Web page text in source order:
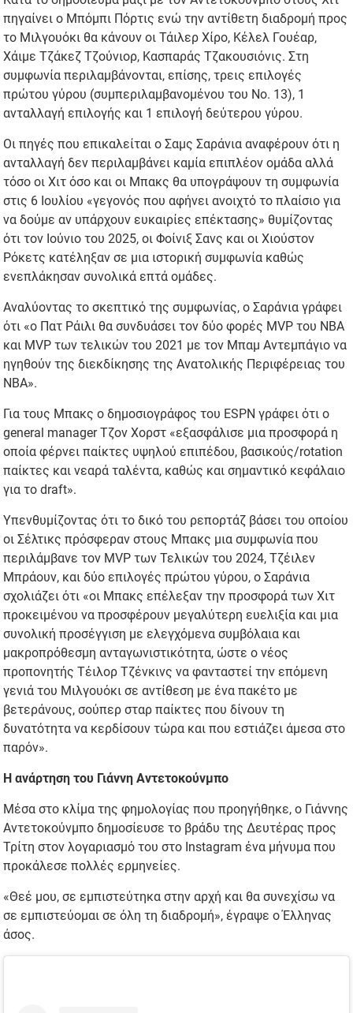
πηγαίνει ο Μπόμπι Πόρτις ενώ την αντίθετη διαδρομή προς
το Μιλγουόκι θα κάνουν οι Τάιλερ Χίρο, Κέλελ Γουέαρ,
Χάιμε Τζάκεζ Τζούνιορ, Κασπαράς Τζακουσιόνις. Στη
συμφωνία περιλαμβάνονται, επίσης, τρεις επιλογές
πρώτου γύρου (συμπεριλαμβανομένου του Νο. 13), 1
ανταλλαγή επιλογής και 1 επιλογή δεύτερου γύρου.
Οι πηγές που επικαλείται ο Σαμς Σαράνια αναφέρουν ότι η
ανταλλαγή δεν περιλαμβάνει καμία επιπλέον ομάδα αλλά
τόσο οι Χιτ όσο και οι Μπακς θα υπογράψουν τη συμφωνία
στις 6 Ιουλίου «γεγονός που αφήνει ανοιχτό το πλαίσιο για
να δούμε αν υπάρχουν ευκαιρίες επέκτασης» θυμίζοντας
ότι τον Ιούνιο του 2025, οι Φοίνιξ Σανς και οι Χιούστον
Ρόκετς κατέληξαν σε μια ιστορική συμφωνία καθώς
ενεπλάκησαν συνολικά επτά ομάδες.
Αναλύοντας το σκεπτικό της συμφωνίας, ο Σαράνια γράφει
ότι «ο Πατ Ράιλι θα συνδυάσει τον δύο φορές MVP του NBA
και MVP των τελικών του 2021 με τον Μπαμ Αντεμπάγιο να
ηγηθούν της διεκδίκησης της Ανατολικής Περιφέρειας του
ΝΒΑ».
Για τους Μπακς ο δημοσιογράφος του ESPN γράφει ότι ο
general manager Τζον Χορστ «εξασφάλισε μια προσφορά η
οποία φέρνει παίκτες υψηλού επιπέδου, βασικούς/rotation
παίκτες και νεαρά ταλέντα, καθώς και σημαντικό κεφάλαιο
για το draft».
Υπενθυμίζοντας ότι το δικό του ρεπορτάζ βάσει του οποίου
οι Σέλτικς πρόσφεραν στους Μπακς μια συμφωνία που
περιλάμβανε τον MVP των Τελικών του 2024, Τζέιλεν
Μπράουν, και δύο επιλογές πρώτου γύρου, ο Σαράνια
σχολιάζει ότι «οι Μπακς επέλεξαν την προσφορά των Χιτ
προκειμένου να προσφέρουν μεγαλύτερη ευελιξία και μια
συνολική προσέγγιση με ελεγχόμενα συμβόλαια και
μακροπρόθεσμη ανταγωνιστικότητα, ώστε ο νέος
προπονητής Τέιλορ Τζένκινς να φανταστεί την επόμενη
γενιά του Μιλγουόκι σε αντίθεση με ένα πακέτο με
βετεράνους, σούπερ σταρ παίκτες που δίνουν τη
δυνατότητα να κερδίσουν τώρα και που εστιάζει άμεσα στο
παρόν».
Η ανάρτηση του Γιάννη Αντετοκούνμπο
Μέσα στο κλίμα της φημολογίας που προηγήθηκε, ο Γιάννης
Αντετοκούνμπο δημοσίευσε το βράδυ της Δευτέρας προς
Τρίτη στον λογαριασμό του στο Instagram ένα μήνυμα που
προκάλεσε πολλές ερμηνείες.
«Θεέ μου, σε εμπιστεύτηκα στην αρχή και θα συνεχίσω να
σε εμπιστεύομαι σε όλη τη διαδρομή», έγραψε ο Έλληνας
άσος.